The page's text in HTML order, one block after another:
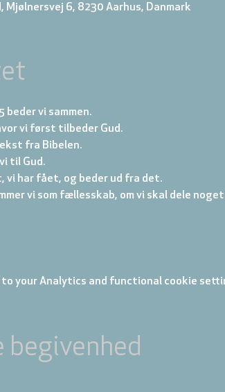
Mjølnersvej 6, 8230 Aarhus, Danmark
beder vi sammen.
vi først tilbeder Gud.
fra Bibelen.
til Gud.
vi har fået, og beder ud fra det.
vi som fællesskab, om vi skal dele
to your Analytics and functional cookie
begivenhed